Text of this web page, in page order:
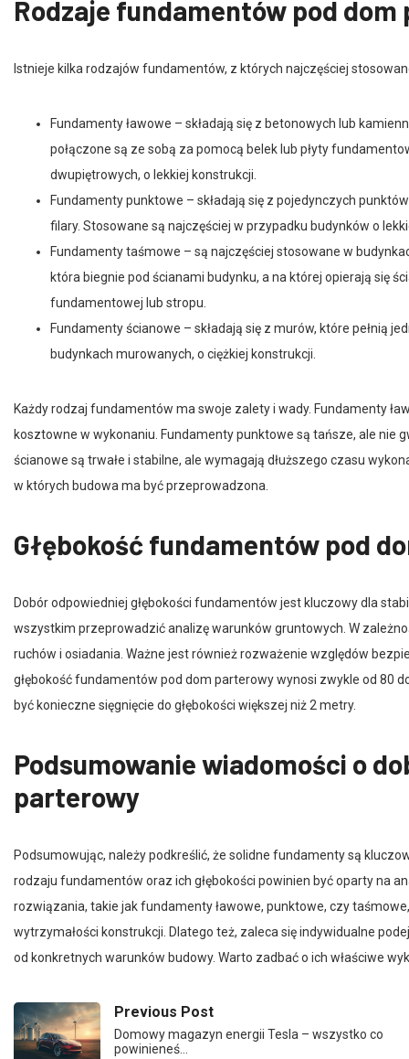
połączone są ze sobą za pomocą belek lub płyty
dwupiętrowych, o lekkiej konstrukcji.
Fundamenty punktowe – składają się z pojedynczych
filary. Stosowane są najczęściej w przypadku budynków o
Fundamenty taśmowe – są najczęściej stosowane w
która biegnie pod ścianami budynku, a na której opierają się
fundamentowej lub stropu.
Fundamenty ścianowe – składają się z murów, które pełnią
budynkach murowanych, o ciężkiej konstrukcji.
kosztowne w wykonaniu. Fundamenty punktowe są tańsze, ale
ścianowe są trwałe i stabilne, ale wymagają dłuższego czasu
w których budowa ma być przeprowadzona.
wszystkim przeprowadzić analizę warunków gruntowych. W
ruchów i osiadania. Ważne jest również rozważenie względów
głębokość fundamentów pod dom parterowy wynosi zwykle od 80
być konieczne sięgnięcie do głębokości większej niż 2 metry.
parterowy
rodzaju fundamentów oraz ich głębokości powinien być oparty na
rozwiązania, takie jak fundamenty ławowe, punktowe, czy
wytrzymałości konstrukcji. Dlatego też, zaleca się indywidualne
od konkretnych warunków budowy. Warto zadbać o ich właściwe
Domowy magazyn energii Tesla – wszystko co
powinieneś…